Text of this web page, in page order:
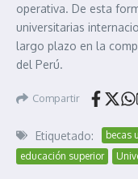
operativa. De esta
universitarias
largo plazo en la
del Perú.
Compartir
Etiquetado: becas
educación superior